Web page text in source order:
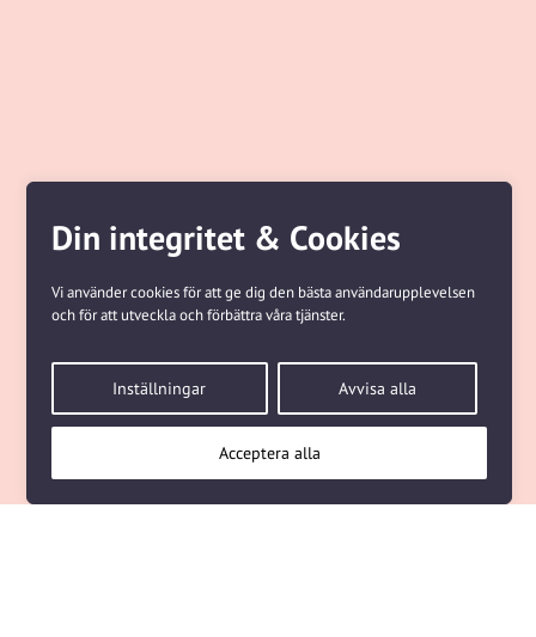
Din integritet & Cookies
Vi använder cookies för att ge dig den bästa användarupplevelsen
och för att utveckla och förbättra våra tjänster.
Inställningar Avvisa alla
Acceptera alla